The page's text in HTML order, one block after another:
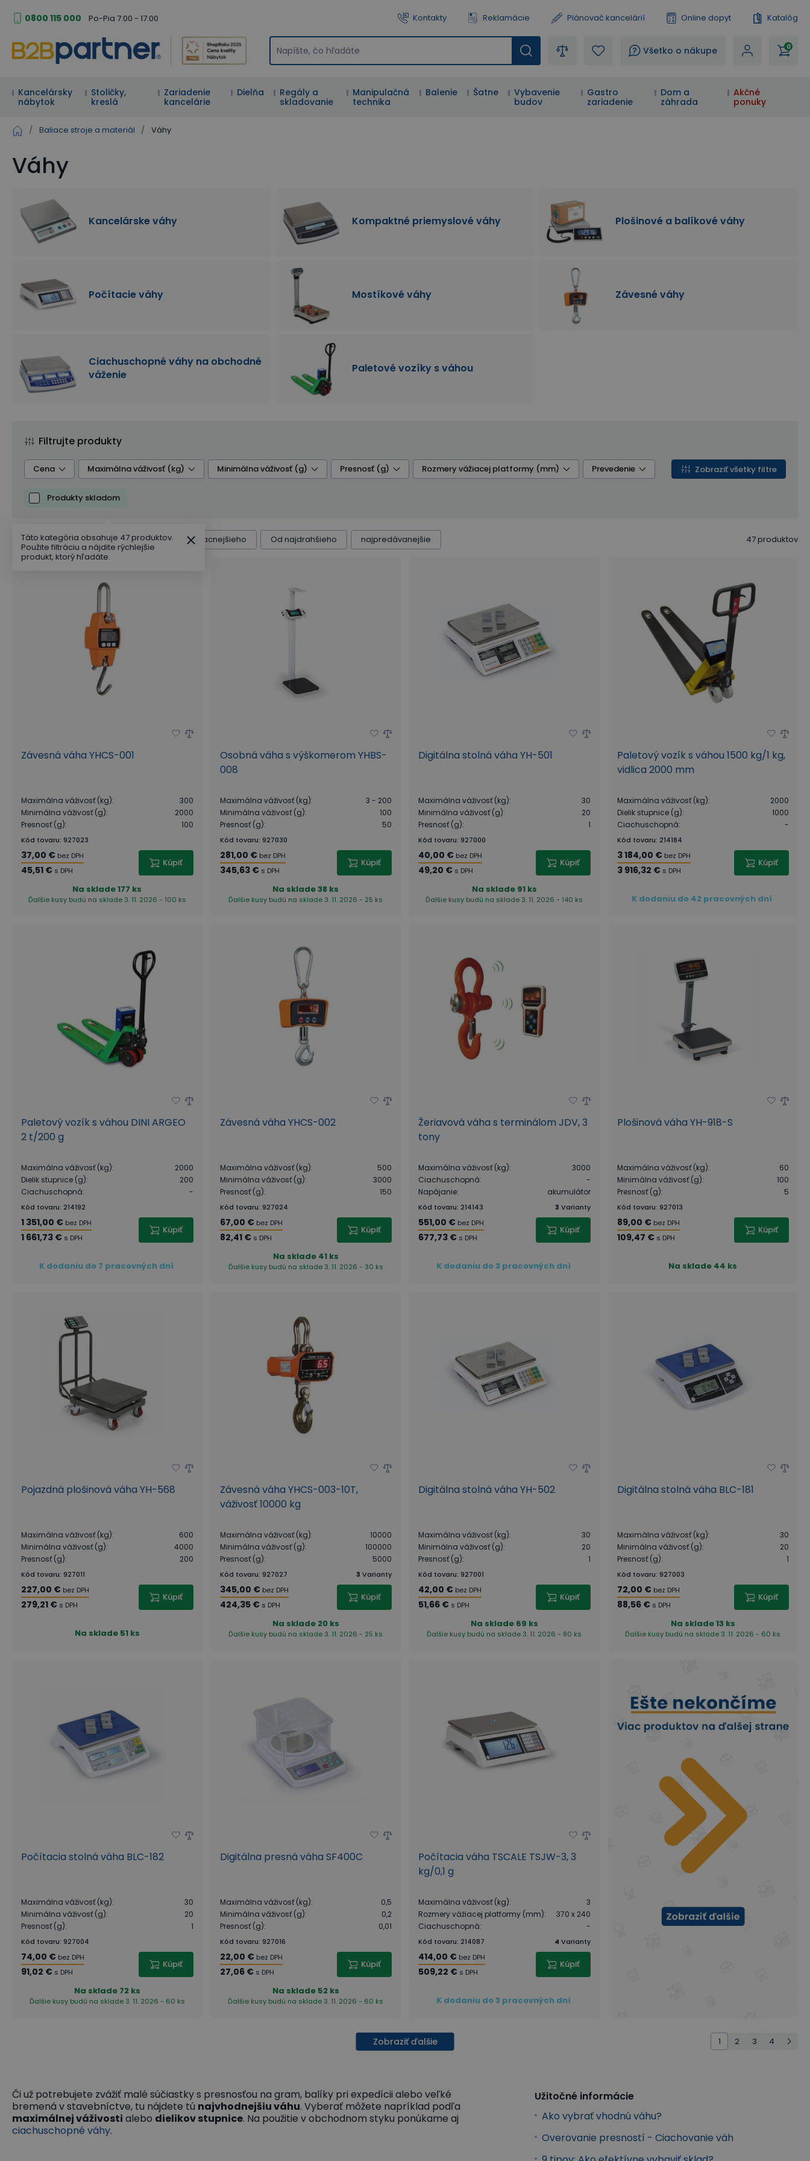
0800 115 000 Po-Pia 7:00 - 17:00 Kontakty Reklamácie Plánovač kancelárií Online dopyt Katalóg
? Všetko o nákupe 0
Kancelársky
nábytok
Stoličky,
kreslá
Zariadenie
kancelárie
Dielňa
Regály a
skladovanie
Manipulačná
technika
Balenie Šatne
Vybavenie
budov
Gastro
zariadenie
Dom a
záhrada
Akčné
ponuky
/ Baliace stroje a materiál / Váhy
Váhy
Kancelárske váhy Kompaktné priemyslové váhy Plošinové a balíkové váhy
Počítacie váhy Mostíkové váhy Závesné váhy
Ciachuschopné váhy na obchodné
váženie
Paletové vozíky s váhou
Filtrujte produkty
Cena Maximálna váživosť (kg) Minimálna váživosť (g) Presnosť (g) Rozmery vážiacej platformy (mm) Prevedenie Zobraziť všetky filtre
Produkty skladom
Radenie produktov Výchozí Od najlacnejšieho Od najdrahšieho najpredávanejšie 47produktov
Závesná váha YHCS-001
Maximálna váživosť (kg):
300
Minimálna váživosť (g):
2000
Presnosť (g): 100
Kód tovaru: 927023
37,00 € bez DPH
45,51 € s DPH
Kúpiť
Na sklade177 ks
Ďalšie kusy budú na sklade 3. 11. 2026 - 100 ks
Osobná váha s výškomerom YHBS-
008
Maximálna váživosť (kg):
3 - 200
Minimálna váživosť (g):
100
Presnosť (g): 50
Kód tovaru: 927030
281,00 € bez DPH
345,63 € s DPH
Kúpiť
Na sklade38 ks
Ďalšie kusy budú na sklade 3. 11. 2026 - 25 ks
Digitálna stolná váha YH-501
Maximálna váživosť (kg):
30
Minimálna váživosť (g):
20
Presnosť (g): 1
Kód tovaru: 927000
40,00 € bez DPH
49,20 € s DPH
Kúpiť
Na sklade 91 ks
Ďalšie kusy budú na sklade 3. 11. 2026 - 140 ks
Paletový vozík s váhou 1500 kg/1 kg,
vidlica 2000 mm
Maximálna váživosť (kg):
2000
Dielik stupnice (g):
1000
Ciachuschopná: -
Kód tovaru: 214184
3 184,00 € bez DPH
3 916,32 € s DPH
Kúpiť
K dodaniu do 42 pracovných dní
Paletový vozík s váhou DINI ARGEO
2 t/200 g
Maximálna váživosť (kg):
2000
Dielik stupnice (g):
200
Ciachuschopná: -
Kód tovaru: 214192
1 351,00 € bez DPH
1 661,73 € s DPH
Kúpiť
K dodaniu do 7 pracovných dní
Závesná váha YHCS-002
Maximálna váživosť (kg):
500
Minimálna váživosť (g):
3000
Presnosť (g): 150
Kód tovaru: 927024
67,00 € bez DPH
82,41 € s DPH
Kúpiť
Na sklade 41 ks
Ďalšie kusy budú na sklade 3. 11. 2026 - 30 ks
Žeriavová váha s terminálom JDV, 3
tony
Maximálna váživosť (kg):
3000
Ciachuschopná:
-
Napájanie: akumulátor
Kód tovaru: 214143 3 Varianty
551,00 € bez DPH
677,73 € s DPH
Kúpiť
K dodaniu do 3 pracovných dní
Plošinová váha YH-918-S
Maximálna váživosť (kg):
60
Minimálna váživosť (g):
100
Presnosť (g): 5
Kód tovaru: 927013
89,00 € bez DPH
109,47 € s DPH
Kúpiť
Na sklade 44 ks
Pojazdná plošinová váha YH-568
Maximálna váživosť (kg):
600
Minimálna váživosť (g):
4000
Presnosť (g): 200
Kód tovaru: 927011
227,00 € bez DPH
279,21 € s DPH
Kúpiť
Na sklade 51 ks
Závesná váha YHCS-003-10T,
váživosť 10000 kg
Maximálna váživosť (kg):
10000
Minimálna váživosť (g):
100000
Presnosť (g): 5000
Kód tovaru: 927027 3 Varianty
345,00 € bez DPH
424,35 € s DPH
Kúpiť
Na sklade 20 ks
Ďalšie kusy budú na sklade 3. 11. 2026 - 25 ks
Digitálna stolná váha YH-502
Maximálna váživosť (kg):
30
Minimálna váživosť (g):
20
Presnosť (g): 1
Kód tovaru: 927001
42,00 € bez DPH
51,66 € s DPH
Kúpiť
Na sklade 69 ks
Ďalšie kusy budú na sklade 3. 11. 2026 - 80 ks
Digitálna stolná váha BLC-181
Maximálna váživosť (kg):
30
Minimálna váživosť (g):
20
Presnosť (g): 1
Kód tovaru: 927003
72,00 € bez DPH
88,56 € s DPH
Kúpiť
Na sklade13 ks
Ďalšie kusy budú na sklade 3. 11. 2026 - 60 ks
Počítacia stolná váha BLC-182
Maximálna váživosť (kg):
30
Minimálna váživosť (g):
20
Presnosť (g): 1
Kód tovaru: 927004
74,00 € bez DPH
91,02 € s DPH
Kúpiť
Na sklade 72 ks
Ďalšie kusy budú na sklade 3. 11. 2026 - 60 ks
Digitálna presná váha SF400C
Maximálna váživosť (kg):
0,5
Minimálna váživosť (g):
0,2
Presnosť (g): 0,01
Kód tovaru: 927016
22,00 € bez DPH
27,06 € s DPH
Kúpiť
Na sklade 52 ks
Ďalšie kusy budú na sklade 3. 11. 2026 - 60 ks
Počítacia váha TSCALE TSJW-3, 3
kg/0,1 g
Maximálna váživosť (kg):
3
Rozmery vážiacej platformy (mm):
370 x 240
Ciachuschopná: -
Kód tovaru: 214087 4 Varianty
414,00 € bez DPH
509,22 € s DPH
Kúpiť
K dodaniu do 3 pracovných dní
Zobraziť ďalšie 1 2 3 4
Či už potrebujete zvážiť malé súčiastky s presnosťou na gram, balíky pri expedícii alebo veľké
bremená v stavebníctve, tu nájdete tú najvhodnejšiu váhu. Vyberať môžete napríklad podľa
maximálnej váživosti alebo dielikov stupnice. Na použitie v obchodnom styku ponúkame aj
ciachuschopné váhy.
Užitočné informácie
Ako vybrať vhodnú váhu?
Overovanie presností - Ciachovanie váh
Táto kategória obsahuje 47 produktov.
Použite filtráciu a nájdite rýchlejšie
produkt, ktorý hľadáte.